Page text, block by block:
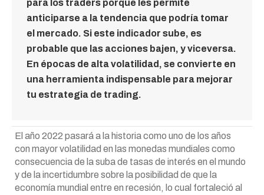
para los traders porque les permite
anticiparse a la tendencia que podría tomar
el mercado. Si este indicador sube, es
probable que las acciones bajen, y viceversa.
En épocas de alta volatilidad, se convierte en
una herramienta indispensable para mejorar
tu estrategia de trading.
El año 2022 pasará a la historia como uno de los años
con mayor volatilidad en las monedas mundiales como
consecuencia de la suba de tasas de interés en el mundo
y de la incertidumbre sobre la posibilidad de que la
economía mundial entre en recesión, lo cual fortaleció al